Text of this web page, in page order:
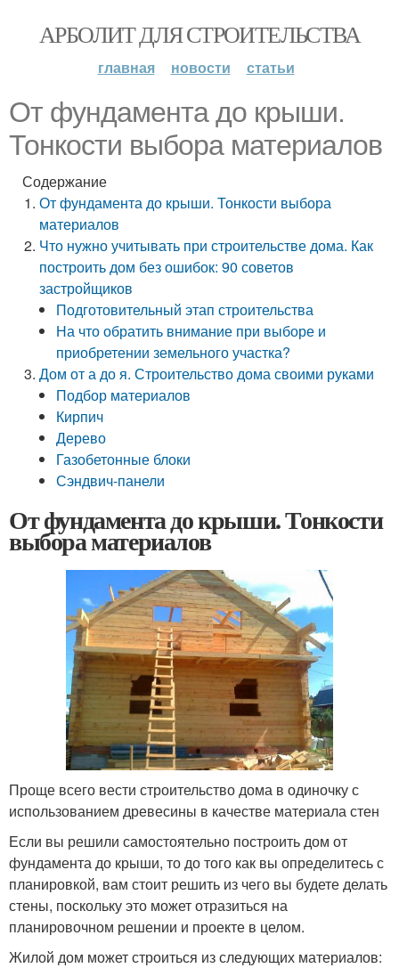
АРБОЛИТ ДЛЯ СТРОИТЕЛЬСТВА
главная новости статьи
От фундамента до крыши.
Тонкости выбора материалов
Содержание
От фундамента до крыши. Тонкости выбора
материалов
Что нужно учитывать при строительстве дома. Как
построить дом без ошибок: 90 советов
застройщиков
Подготовительный этап строительства
На что обратить внимание при выборе и
приобретении земельного участка?
Дом от а до я. Строительство дома своими руками
Подбор материалов
Кирпич
Дерево
Газобетонные блоки
Сэндвич-панели
От фундамента до крыши. Тонкости
выбора материалов
Проще всего вести строительство дома в одиночку с
использованием древесины в качестве материала стен
Если вы решили самостоятельно построить дом от
фундамента до крыши, то до того как вы определитесь с
планировкой, вам стоит решить из чего вы будете делать
стены, поскольку это может отразиться на
планировочном решении и проекте в целом.
Жилой дом может строиться из следующих материалов: